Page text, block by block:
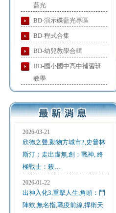
藍光
BD-演示碟藍光專區
BD-程式合集
BD-幼兒教學合輯
BD-國小國中高中補習班
教學
2026-03-21
欣德之聲,動物方城市2,史普林
斯汀：走出虛無,創：戰神, 終
極戰士：殺…
2026-01-22
出神入化3,重擊人生,角頭：鬥
陣欸,無名指,戰疫前線,捍衛天